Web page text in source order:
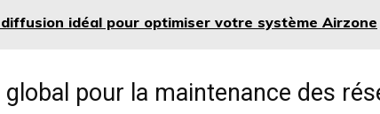
idéal pour optimiser votre système Airzone
pour la maintenance des